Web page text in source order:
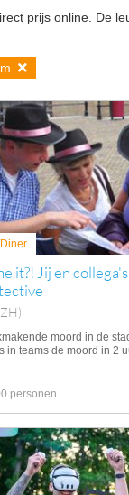
prijs online. De
it?! Jij en
moord in de
in teams de moord in 2
personen